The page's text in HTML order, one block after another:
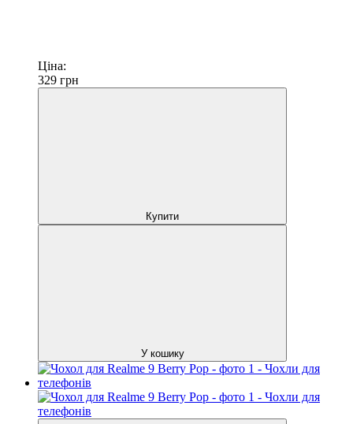
Ціна:
329 грн
Купити
У кошику